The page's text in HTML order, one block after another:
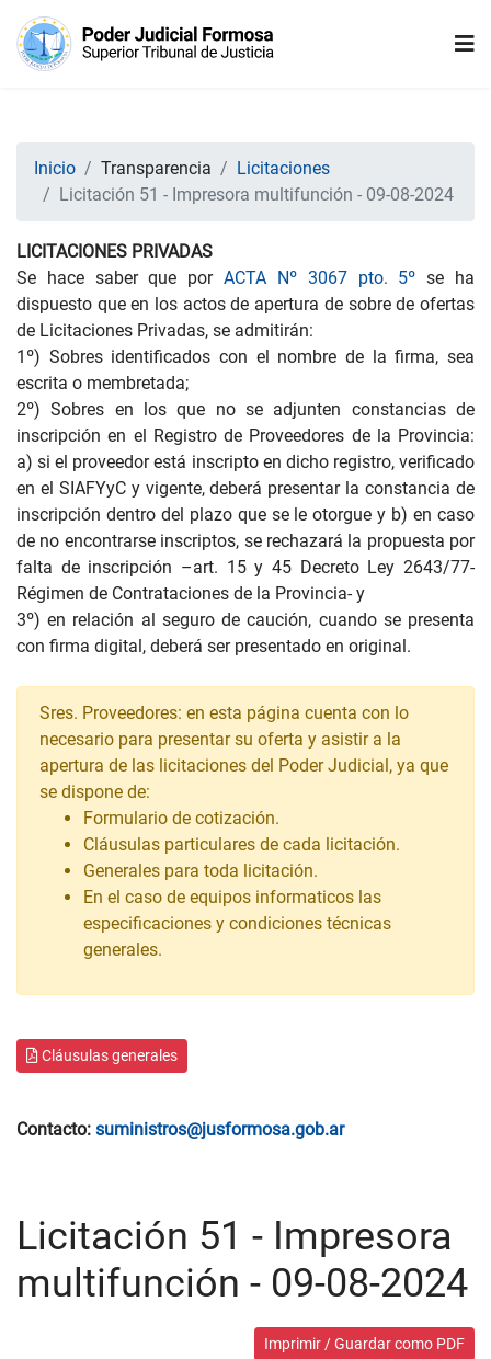
Inicio Transparencia
Licitaciones
Licitación 51 - Impresora multifunción - 09-08-2024
LICITACIONES PRIVADAS
Se hace saber que porACTA Nº 3067 pto. 5º se ha
dispuesto que en los actos de apertura de sobre de ofertas
de Licitaciones Privadas, se admitirán:
1º) Sobres identificados con el nombre de la firma, sea
escrita o membretada;
2º) Sobres en los que no se adjunten constancias de
inscripción en el Registro de Proveedores de la Provincia:
a) si el proveedor está inscripto en dicho registro, verificado
en el SIAFYyC y vigente, deberá presentar la constancia de
inscripción dentro del plazo que se le otorgue y b) en caso
de no encontrarse inscriptos, se rechazará la propuesta por
falta de inscripción –art. 15 y 45 Decreto Ley 2643/77-
Régimen de Contrataciones de la Provincia- y
3º) en relación al seguro de caución, cuando se presenta
con firma digital, deberá ser presentado en original.
Sres. Proveedores: en esta página cuenta con lo
necesario para presentar su oferta y asistir a la
apertura de las licitaciones del Poder Judicial, ya que
se dispone de:
Formulario de cotización.
Cláusulas particulares de cada licitación.
Generales para toda licitación.
En el caso de equipos informaticos las
especificaciones y condiciones técnicas
generales.
Cláusulas generales
Contacto: suministros@jusformosa.gob.ar
Licitación 51 - Impresora
multifunción - 09-08-2024
Imprimir / Guardar como PDF